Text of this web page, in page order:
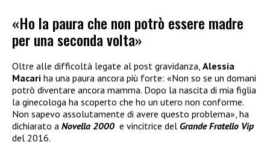
«Ho la paura che non potrò essere madre
per una seconda volta»
Oltre alle difficoltà legate al post gravidanza, Alessia
Macari ha una paura ancora più forte: «Non so se un domani
potrò diventare ancora mamma. Dopo la nascita di mia figlia
la ginecologa ha scoperto che ho un utero non conforme.
Non sapevo assolutamente di avere questo problema», ha
dichiarato a Novella 2000 e vincitrice del Grande Fratello Vip
del 2016.